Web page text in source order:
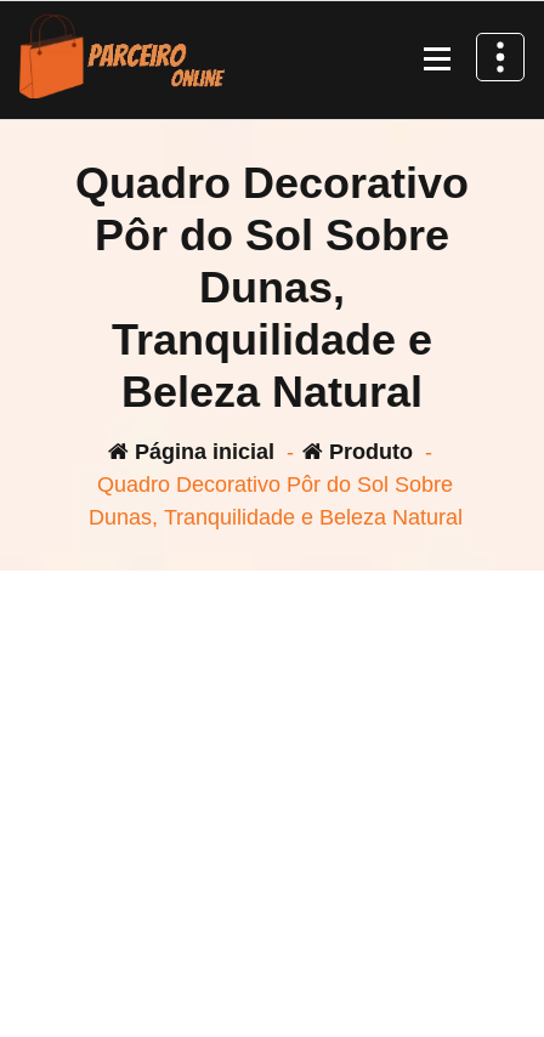
Pular
para
conteúdo
Quadro Decorativo
Pôr do Sol Sobre
Dunas,
Tranquilidade e
Beleza Natural
Página inicial - Produto -
Quadro Decorativo Pôr do Sol Sobre
Dunas, Tranquilidade e Beleza Natural